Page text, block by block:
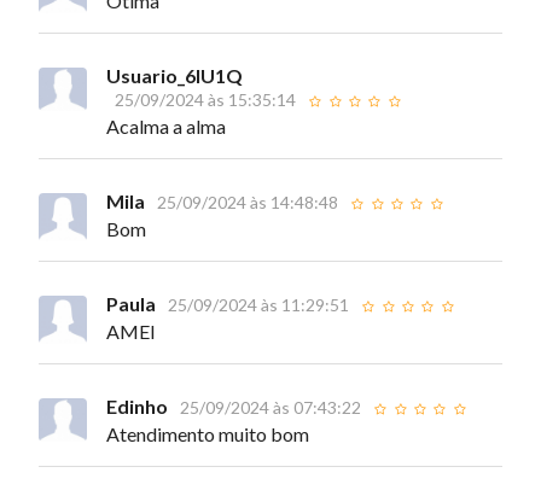
Usuario_6lU1Q
25/09/2024 às 15:35:14
Acalma a alma
Mila 25/09/2024 às 14:48:48
Bom
Paula 25/09/2024 às 11:29:51
AMEI
Edinho 25/09/2024 às 07:43:22
Atendimento muito bom